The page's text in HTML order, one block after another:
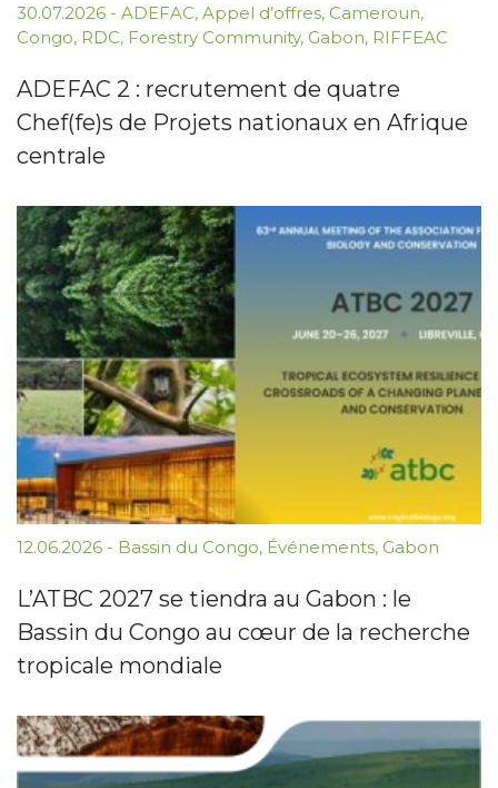
30.07.2026 - ADEFAC, Appel d’offres, Cameroun,
Congo, RDC, Forestry Community, Gabon, RIFFEAC
ADEFAC 2 : recrutement de quatre
Chef(fe)s de Projets nationaux en Afrique
centrale
12.06.2026 - Bassin du Congo, Événements, Gabon
L’ATBC 2027 se tiendra au Gabon : le
Bassin du Congo au cœur de la recherche
tropicale mondiale